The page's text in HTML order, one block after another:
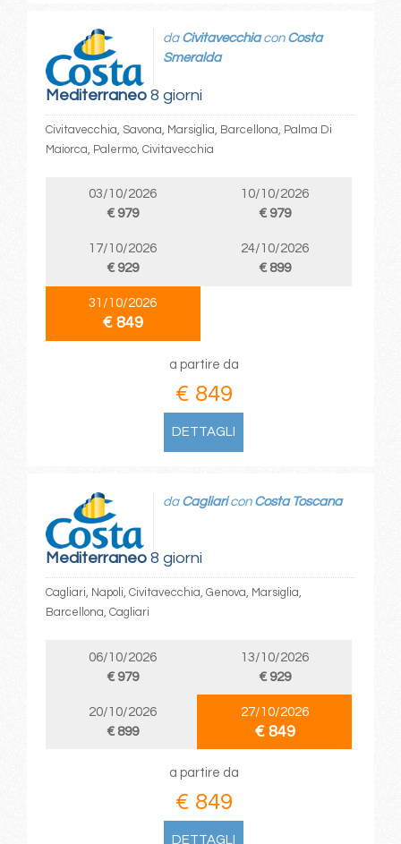
Mediterraneo8 giorni
da Civitavecchiacon Costa
Smeralda
Civitavecchia, Savona, Marsiglia, Barcellona, Palma Di
Maiorca, Palermo, Civitavecchia
03/10/2026
€ 979
10/10/2026
€ 979
17/10/2026
€ 929
24/10/2026
€ 899
31/10/2026
€ 849
a partire da
€ 849
DETTAGLI
Mediterraneo8 giorni
da Cagliaricon Costa Toscana
Cagliari, Napoli, Civitavecchia, Genova, Marsiglia,
Barcellona, Cagliari
06/10/2026
€ 979
13/10/2026
€ 929
20/10/2026
€ 899
27/10/2026
€ 849
a partire da
€ 849
DETTAGLI